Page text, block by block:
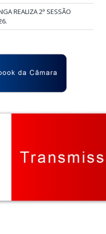
REALIZA 2ª SESSÃO